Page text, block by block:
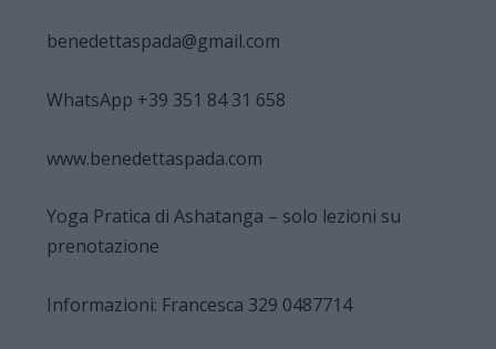
benedettaspada@gmail.com
WhatsApp +39 351 84 31 658
www.benedettaspada.com
Yoga Pratica di Ashatanga – solo lezioni su
prenotazione
Informazioni: Francesca 329 0487714